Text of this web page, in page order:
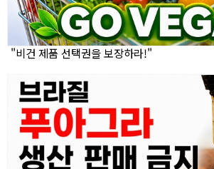
"비건 제품 선택권을 보장하라!"